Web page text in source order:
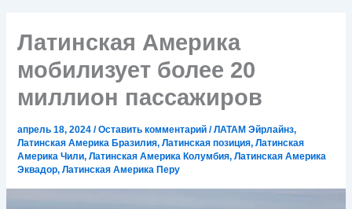
Латинская Америка
мобилизует более 20
миллион пассажиров
апрель 18, 2024/Оставить комментарий /ЛАТАМ Эйрлайнз,
Латинская Америка Бразилия,Латинская позиция,Латинская
Америка Чили,Латинская Америка Колумбия,Латинская Америка
Эквадор,Латинская Америка Перу